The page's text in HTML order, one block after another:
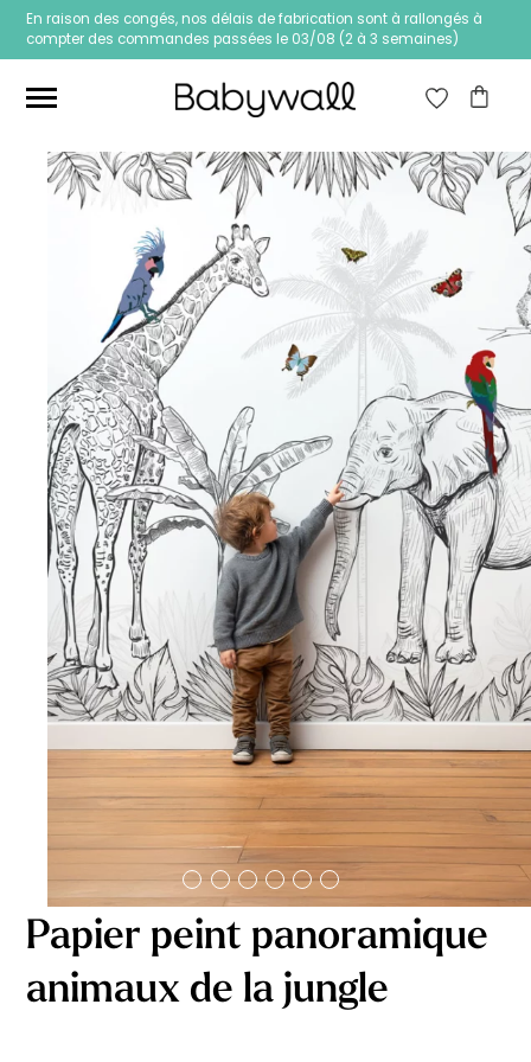
En raison des congés, nos délais de fabrication sont à rallongés à
compter des commandes passées le 03/08 (2 à 3 semaines)
Ces articles peuvent aussi vous intéresser
Papier peint Fleurs
délicates
À partir
de
29,90€
Papier peint jungle
beige
À partir
29,90
Papier peint panoramique
animaux de la jungle